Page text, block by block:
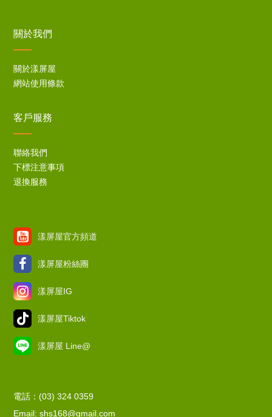
關於我們
關於漾屏屋
網站使用條款
客戶服務
聯絡我們
下標注意事項
退換服務
漾屏屋官方頻道
漾屏屋粉絲團
漾屏屋IG
漾屏屋Tiktok
漾屏屋 Line@
電話：(03) 324 0359
Email: shs168@gmail.com